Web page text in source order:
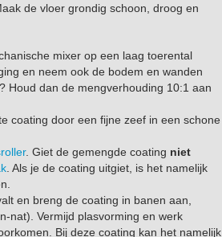
de vloer grondig schoon, droog en
mixer op een laag toerental
en neem ook de bodem en wanden
Houd dan de mengverhouding 10:1 aan
coating door een fijne zeef in een schone
. Giet de gemengde coating niet
. Als je de coating uitgiet, is het namelijk
en breng de coating in banen aan,
nat). Vermijd plasvorming en werk
Bij deze coating kan het namelijk